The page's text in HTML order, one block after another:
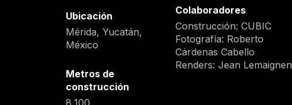
Ubicación
Mérida, Yucatán,
México
Metros de
construcción
Colaboradores
Construcción: CUBIC
Fotografía: Roberto
Cárdenas Cabello
Renders: Jean Lemaignen